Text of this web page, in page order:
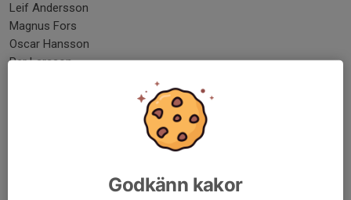
Leif Andersson
Magnus Fors
Oscar Hansson
Per Larsson
Sofie Bergström, ordförande samt ansvarig för ungdomsfotboll
Godkänn kakor